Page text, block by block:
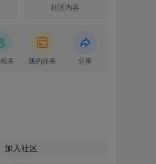
社区内容
关 我的任务 分享
加入社区